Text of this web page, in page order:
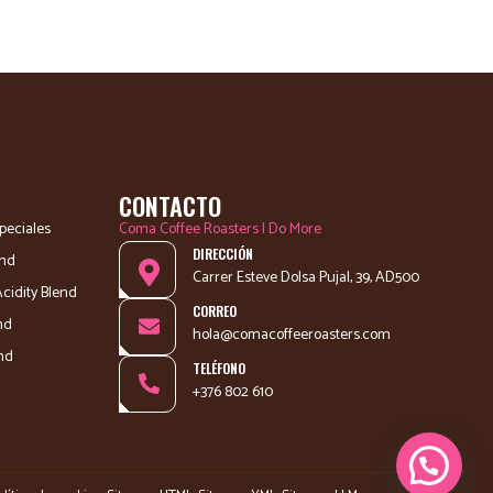
Blend
CONTACTO
Coma Coffee Roasters | Do More
DIRECCIÓN
Carrer Esteve Dolsa Pujal, 39, AD500
CORREO
hola@comacoffeeroasters.com
TELÉFONO
+376 802 610